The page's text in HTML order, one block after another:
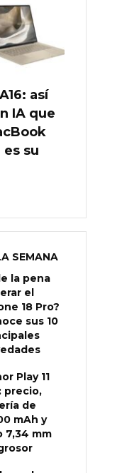
así
IA que
su
SEMANA
la pena
el
18 Pro?
sus 10
Play 11
precio,
de
mAh y
7,34 mm